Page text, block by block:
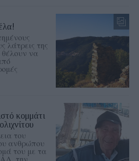
λάτρεις της
θέλουν να
κομμάτι
του
ανθρώπου
του με τα
την